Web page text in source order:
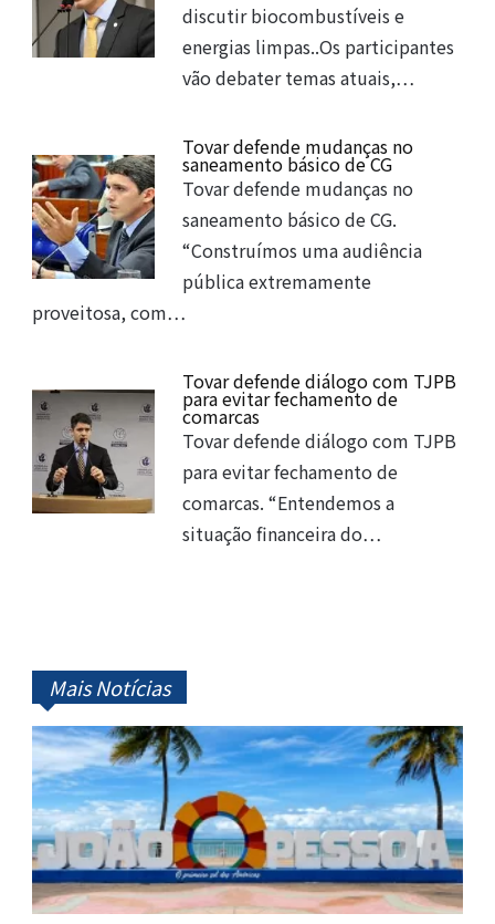
discutir biocombustíveis e
energias limpas..Os participantes
vão debater temas atuais,…
Tovar defende mudanças no
saneamento básico de CG
Tovar defende mudanças no
saneamento básico de CG.
“Construímos uma audiência
pública extremamente
proveitosa, com…
Tovar defende diálogo com TJPB
para evitar fechamento de
comarcas
Tovar defende diálogo com TJPB
para evitar fechamento de
comarcas. “Entendemos a
situação financeira do…
Mais Notícias